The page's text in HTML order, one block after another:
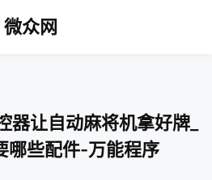
微众网
器让自动麻将机拿好牌_
哪些配件-万能程序